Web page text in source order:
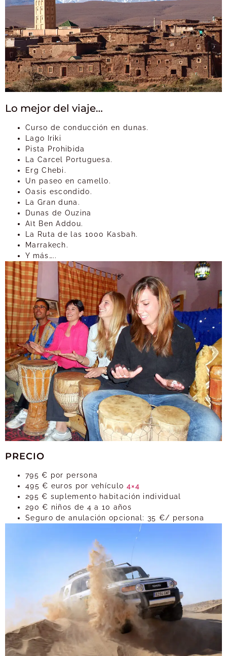
Lo mejor del viaje…
Curso de conducción en dunas.
Lago Iriki
Pista Prohibida
La Carcel Portuguesa.
Erg Chebi.
Un paseo en camello.
Oasis escondido.
La Gran duna.
Dunas de Ouzina
Aït Ben Addou.
La Ruta de las 1000 Kasbah.
Marrakech.
Y más…..
PRECIO
795 € por persona
495 € euros por vehículo 4×4
295 € suplemento habitación individual
290 € niños de 4 a 10 años
Seguro de anulación opcional: 35 €/ persona